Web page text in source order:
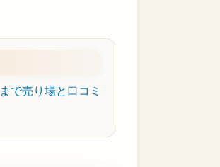
で売り場と口コミ